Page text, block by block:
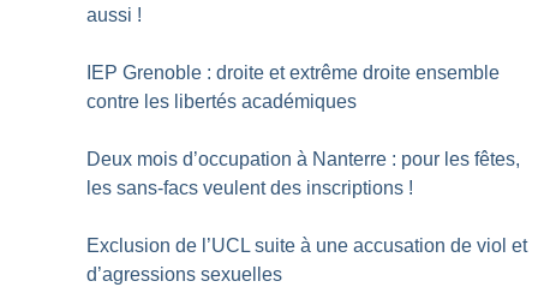
aussi !
IEP Grenoble : droite et extrême droite ensemble
contre les libertés académiques
Deux mois d’occupation à Nanterre : pour les fêtes,
les sans-facs veulent des inscriptions !
Exclusion de l’UCL suite à une accusation de viol et
d’agressions sexuelles